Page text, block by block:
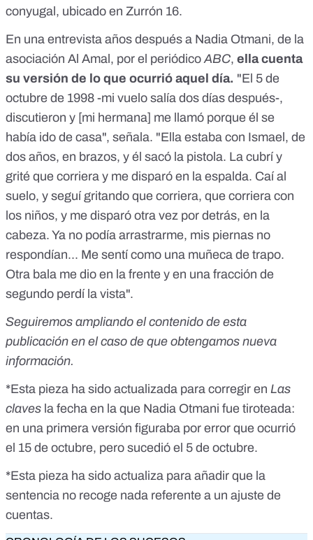
conyugal, ubicado en Zurrón 16.
En una entrevista años después a Nadia Otmani, de la
asociación Al Amal, por el periódicoABC, ella cuenta
su versión de lo que ocurrió aquel día. "El 5 de
octubre de 1998 -mi vuelo salía dos días después-,
discutieron y [mi hermana] me llamó porque él se
había ido de casa", señala. "Ella estaba con Ismael, de
dos años, en brazos, y él sacó la pistola. La cubrí y
grité que corriera y me disparó en la espalda. Caí al
suelo, y seguí gritando que corriera, que corriera con
los niños, y me disparó otra vez por detrás, en la
cabeza. Ya no podía arrastrarme, mis piernas no
respondían... Me sentí como una muñeca de trapo.
Otra bala me dio en la frente y en una fracción de
segundo perdí la vista".
Seguiremos ampliando el contenido de esta
publicación en el caso de que obtengamos nueva
información.
*Esta pieza ha sido actualizada para corregir en Las
claves la fecha en la que Nadia Otmani fue tiroteada:
en una primera versión figuraba por error que ocurrió
el 15 de octubre, pero sucedió el 5 de octubre.
*Esta pieza ha sido actualiza para añadir que la
sentencia no recoge nada referente a un ajuste de
cuentas.